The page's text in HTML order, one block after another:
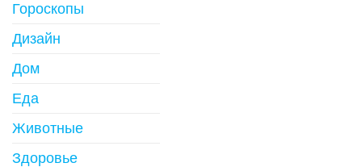
Гороскопы
Дизайн
Дом
Еда
Животные
Здоровье